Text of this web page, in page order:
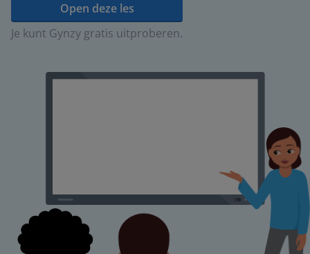
Open deze les
Je kunt Gynzy gratis uitproberen.